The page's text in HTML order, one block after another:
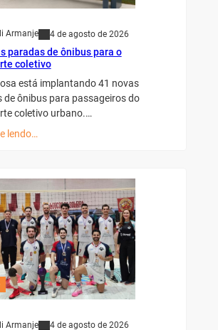
Armanje 4 de agosto de 2026
paradas de ônibus para o
coletivo
está implantando 41 novas
de ônibus para passageiros do
coletivo urbano.…
lendo…
Armanje 4 de agosto de 2026